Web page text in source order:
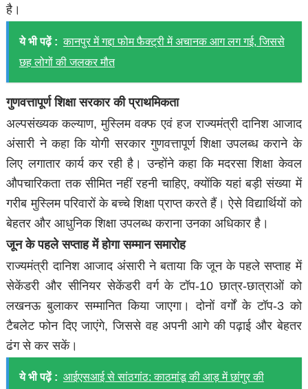
है।
ये भी पढ़ें : कानपुर में गद्दा फोम फैक्ट्री में अचानक आग लग गई, जिससे
छह लोगों की जलकर मौत
गुणवत्तापूर्ण शिक्षा सरकार की प्राथमिकता
अल्पसंख्यक कल्याण, मुस्लिम वक्फ एवं हज राज्यमंत्री दानिश आजाद
अंसारी ने कहा कि योगी सरकार गुणवत्तापूर्ण शिक्षा उपलब्ध कराने के
लिए लगातार कार्य कर रही है। उन्होंने कहा कि मदरसा शिक्षा केवल
औपचारिकता तक सीमित नहीं रहनी चाहिए, क्योंकि यहां बड़ी संख्या में
गरीब मुस्लिम परिवारों के बच्चे शिक्षा प्राप्त करते हैं। ऐसे विद्यार्थियों को
बेहतर और आधुनिक शिक्षा उपलब्ध कराना उनका अधिकार है।
जून के पहले सप्ताह में होगा सम्मान समारोह
राज्यमंत्री दानिश आजाद अंसारी ने बताया कि जून के पहले सप्ताह में
सेकेंडरी और सीनियर सेकेंडरी वर्ग के टॉप-10 छात्र-छात्राओं को
लखनऊ बुलाकर सम्मानित किया जाएगा। दोनों वर्गों के टॉप-3 को
टैबलेट फोन दिए जाएंगे, जिससे वह अपनी आगे की पढ़ाई और बेहतर
ढंग से कर सकें।
ये भी पढ़ें : आईएसआई से सांठगांठ: काठमांडू की आड़ में छांगुर की